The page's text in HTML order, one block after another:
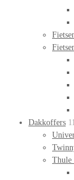
Dakkoffers
Thule